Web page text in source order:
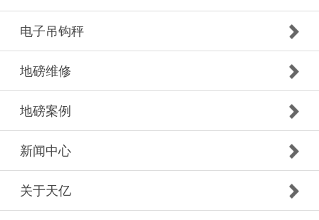
电子吊钩秤
地磅维修
地磅案例
新闻中心
关于天亿